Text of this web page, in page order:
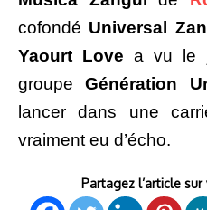
cofondé Universal
Yaourt Love a vu le
groupe Génération
lancer dans une
vraiment eu d’écho.
Partagez l’article